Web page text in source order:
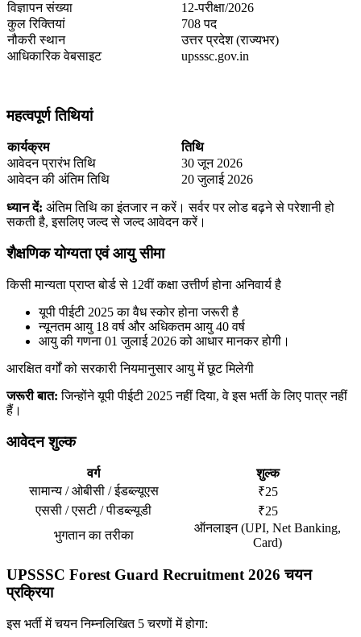
विज्ञापन संख्या
12-परीक्षा/2026
कुल रिक्तियां
708 पद
नौकरी स्थान
उत्तर प्रदेश (राज्यभर)
आधिकारिक वेबसाइट
upsssc.gov.in
महत्वपूर्ण तिथियां
कार्यक्रम
तिथि
आवेदन प्रारंभ तिथि
30 जून 2026
आवेदन की अंतिम तिथि
20 जुलाई 2026
ध्यान दें: अंतिम तिथि का इंतजार न करें। सर्वर पर लोड बढ़ने से परेशानी हो
सकती है, इसलिए जल्द से जल्द आवेदन करें।
शैक्षणिक योग्यता एवं आयु सीमा
किसी मान्यता प्राप्त बोर्ड से 12वीं कक्षा उत्तीर्ण होना अनिवार्य है
यूपी पीईटी 2025 का वैध स्कोर होना जरूरी है
न्यूनतम आयु 18 वर्ष और अधिकतम आयु 40 वर्ष
आयु की गणना 01 जुलाई 2026 को आधार मानकर होगी।
आरक्षित वर्गों को सरकारी नियमानुसार आयु में छूट मिलेगी
जरूरी बात: जिन्होंने यूपी पीईटी 2025 नहीं दिया, वे इस भर्ती के लिए पात्र नहीं
हैं।
आवेदन शुल्क
वर्ग
शुल्क
सामान्य / ओबीसी / ईडब्ल्यूएस
₹25
एससी / एसटी / पीडब्ल्यूडी
₹25
भुगतान का तरीका
ऑनलाइन (UPI, Net Banking,
Card)
UPSSSC Forest Guard Recruitment 2026 चयन
प्रक्रिया
इस भर्ती में चयन निम्नलिखित 5 चरणों में होगा: